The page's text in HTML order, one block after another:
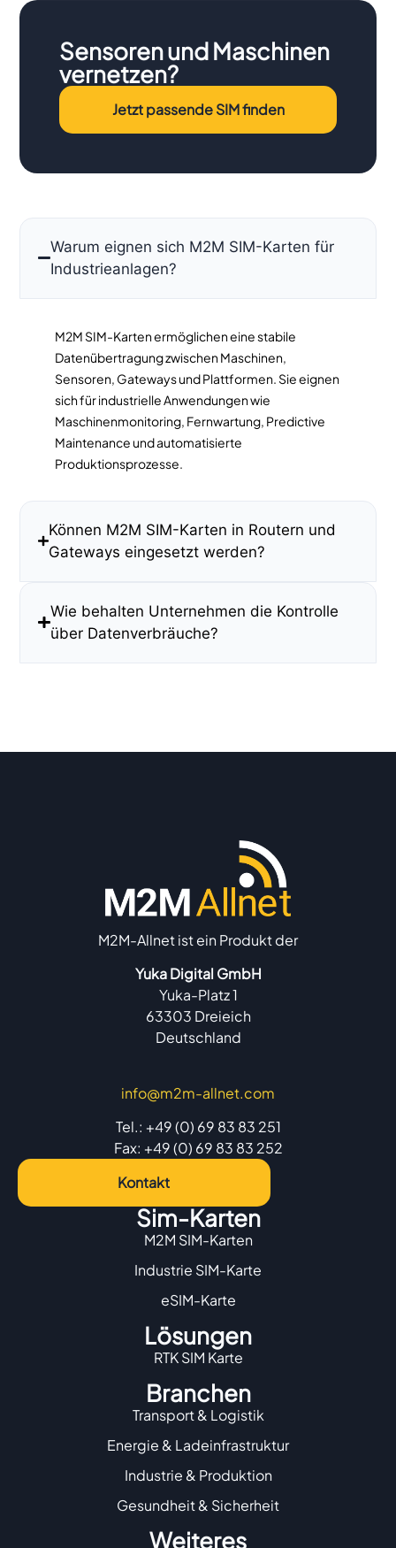
Sensoren und Maschinen
vernetzen?
Jetzt passende SIM finden
Warum eignen sich M2M SIM-Karten für
Industrieanlagen?
M2M SIM-Karten ermöglichen eine stabile
Datenübertragung zwischen Maschinen,
Sensoren, Gateways und Plattformen. Sie eignen
sich für industrielle Anwendungen wie
Maschinenmonitoring, Fernwartung, Predictive
Maintenance und automatisierte
Produktionsprozesse.
Können M2M SIM-Karten in Routern und
Gateways eingesetzt werden?
Wie behalten Unternehmen die Kontrolle
über Datenverbräuche?
M2M-Allnet ist ein Produkt der
Yuka Digital GmbH
Yuka-Platz 1
63303 Dreieich
Deutschland
info@m2m-allnet.com
Tel.: +49 (0) 69 83 83 251
Fax: +49 (0) 69 83 83 252
Kontakt
Sim-Karten
M2M SIM-Karten
Industrie SIM-Karte
eSIM-Karte
Lösungen
RTK SIM Karte
Branchen
Transport & Logistik
Energie & Ladeinfrastruktur
Industrie & Produktion
Gesundheit & Sicherheit
Weiteres